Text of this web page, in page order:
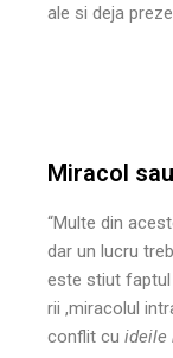
ale si deja
Miracol
“Multe din
dar un lucru
este stiut
rii ,miracolul
conflit cu ideile